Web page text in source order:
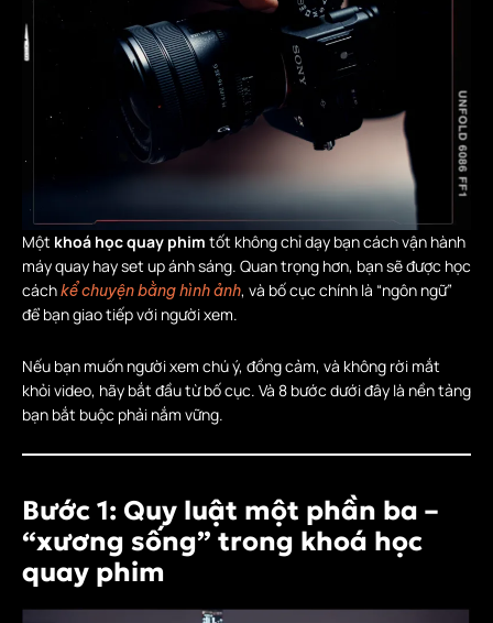
Một khoá học quay phim tốt không chỉ dạy bạn cách vận hành
máy quay hay set up ánh sáng. Quan trọng hơn, bạn sẽ được học
cáchkể chuyện bằng hình ảnh, và bố cục chính là “ngôn ngữ”
để bạn giao tiếp với người xem.
Nếu bạn muốn người xem chú ý, đồng cảm, và không rời mắt
khỏi video, hãy bắt đầu từ bố cục. Và 8 bước dưới đây là nền tảng
bạn bắt buộc phải nắm vững.
Bước 1: Quy luật một phần ba –
“xương sống” trong khoá học
quay phim